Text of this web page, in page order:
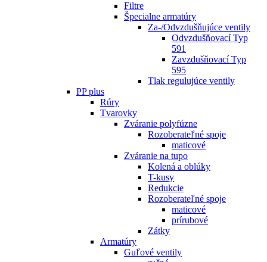
Filtre
Špecialne armatúry
Za-/Odvzdušňujúce ventily
Odvzdušňovací Typ
591
Zavzdušňovací Typ
595
Tlak regulujúce ventily
PP plus
Rúry
Tvarovky
Zváranie polyfúzne
Rozoberateľné spoje
maticové
Zváranie na tupo
Kolená a oblúky
T-kusy
Redukcie
Rozoberateľné spoje
maticové
prírubové
Zátky
Armatúry
Guľové ventily